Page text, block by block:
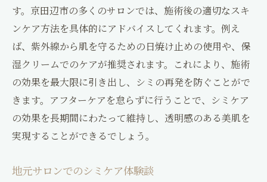
す。京田辺市の多くのサロンでは、施術後の適切なスキ
ンケア方法を具体的にアドバイスしてくれます。例え
ば、紫外線から肌を守るための日焼け止めの使用や、保
湿クリームでのケアが推奨されます。これにより、施術
の効果を最大限に引き出し、シミの再発を防ぐことがで
きます。アフターケアを怠らずに行うことで、シミケア
の効果を長期間にわたって維持し、透明感のある美肌を
実現することができるでしょう。
地元サロンでのシミケア体験談